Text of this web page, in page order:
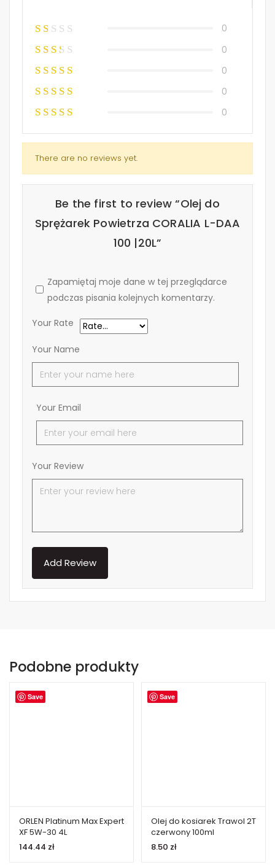
0
0
0
0
0
There are no reviews yet.
Be the first to review “Olej do
Sprężarek Powietrza CORALIA L-DAA
100 |20L”
Your Name
Your Email
Zapamiętaj moje dane w tej przeglądarce
podczas pisania kolejnych komentarzy.
Your Rate
Your Review
Podobne produkty
Save
ORLEN Platinum Max Expert
XF 5W-30 4L
144.44 zł
Save
Olej do kosiarek Trawol 2T
czerwony 100ml
8.50 zł